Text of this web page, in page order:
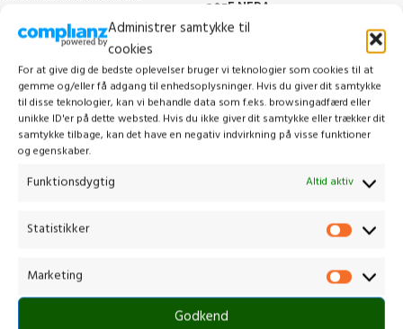
Administrer samtykke til
cookies
For at give dig de bedste oplevelser bruger vi teknologier som cookies til at
gemme og/eller få adgang til enhedsoplysninger. Hvis du giver dit samtykke
til disse teknologier, kan vi behandle data som f.eks. browsingadfærd eller
unikke ID'er på dette websted. Hvis du ikke giver dit samtykke eller trækker dit
samtykke tilbage, kan det have en negativ indvirkning på visse funktioner
og egenskaber.
Funktionsdygtig Altid aktiv
Statistikker
Marketing
Godkend
305E NERA
Robotklipper
15.999,00kr.
inkl. moms
SKU:970 65 30-21
Robotplæneklipper, der trimmer
kanterne, til små til mellemstore